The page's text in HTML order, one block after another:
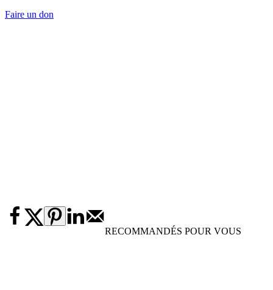
Faire un don
RECOMMANDÉS POUR VOUS